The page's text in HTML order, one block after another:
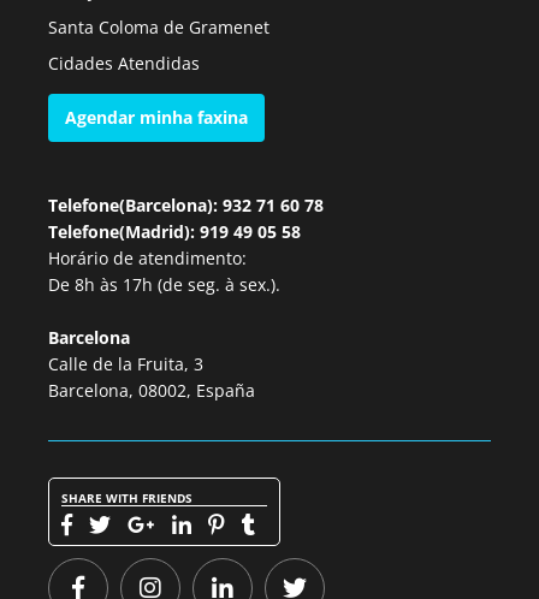
Santa Coloma de Gramenet
Cidades Atendidas
Agendar minha faxina
Telefone(Barcelona): 932 71 60 78
Telefone(Madrid): 919 49 05 58
Horário de atendimento:
De 8h às 17h (de seg. à sex.).
Barcelona
Calle de la Fruita, 3
Barcelona, 08002, España
SHARE WITH FRIENDS